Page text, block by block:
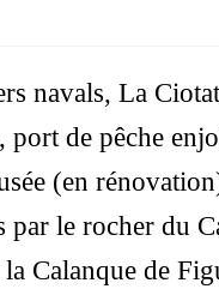
navals, La
port de pêche
(en
par le rocher du
Calanque de